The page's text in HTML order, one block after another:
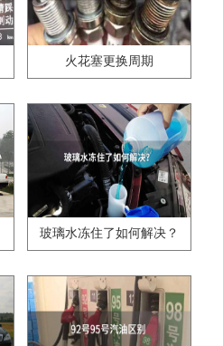
火花塞更换周期
玻璃水冻住了如何解决？